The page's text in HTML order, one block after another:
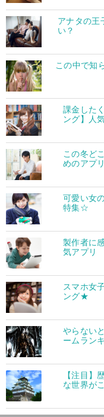
アナタの王
い？
この中で知
課金した
ング】人
この冬ど
めのアプ
可愛い女
特集☆
製作者に
気アプリ
スマホ女
ング★
やらない
ームラン
【注目】
な世界が